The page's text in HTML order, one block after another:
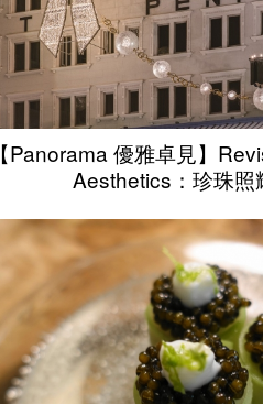
【Panorama 優雅卓見】
Aesthetics：珍珠照